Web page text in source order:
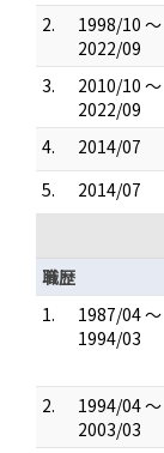
2.
1998/10 ～
2022/09
3.
2010/10 ～
2022/09
4. 2014/07
5.
2014/07
職歴
1.
1987/04 ～
1994/03
2.
1994/04 ～
2003/03